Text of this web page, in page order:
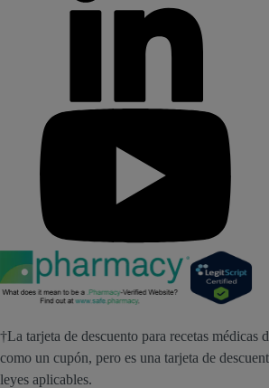
†La tarjeta de descuento para recetas médicas
como un cupón, pero es una tarjeta de
leyes aplicables.